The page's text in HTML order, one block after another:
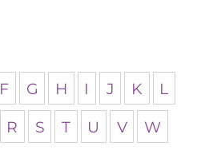
F G H I J K
L
R S T U V
W